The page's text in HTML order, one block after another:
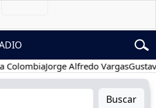
Jorge Alfredo VargasGustavo
Buscar